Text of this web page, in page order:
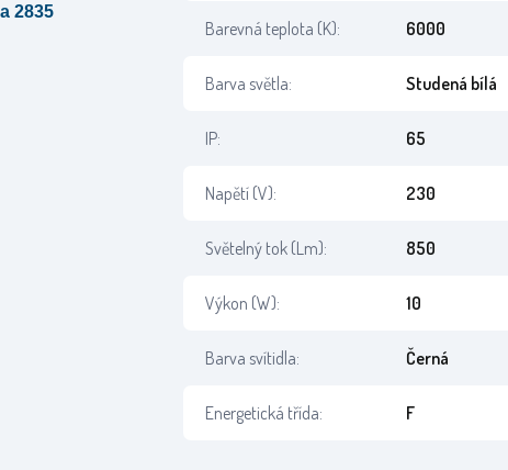
2835
Barevná teplota (K): 6000
Barva světla: Studená bílá
IP: 65
Napětí (V): 230
Světelný tok (Lm): 850
Výkon (W): 10
Barva svítidla: Černá
Energetická třída: F